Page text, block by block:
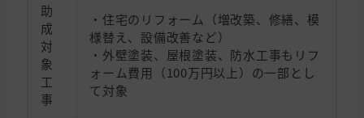
助
成
対
象
工
事
・住宅のリフォーム（増改築、修繕、模
様替え、設備改善など）
・外壁塗装、屋根塗装、防水工事もリフ
ォーム費用（100万円以上）の一部とし
て対象